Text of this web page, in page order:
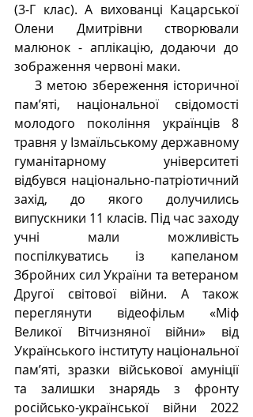
(3-Г клас). А вихованці Кацарської
Олени Дмитрівни створювали
малюнок - аплікацію, додаючи до
зображення червоні маки.
пам’яті, національної свідомості
молодого покоління українців 8
травня у Ізмаїльському державному
гуманітарному університеті
відбувся національно-патріотичний
захід, до якого долучились
випускники 11 класів. Під час заходу
учні мали можливість
поспілкуватись із капеланом
Збройних сил України та ветераном
Другої світової війни. А також
переглянути відеофільм «Міф
Великої Вітчизняної війни» від
Українського інституту національної
пам’яті, зразки військової амуніції
та залишки знарядь з фронту
російсько-української війни 2022